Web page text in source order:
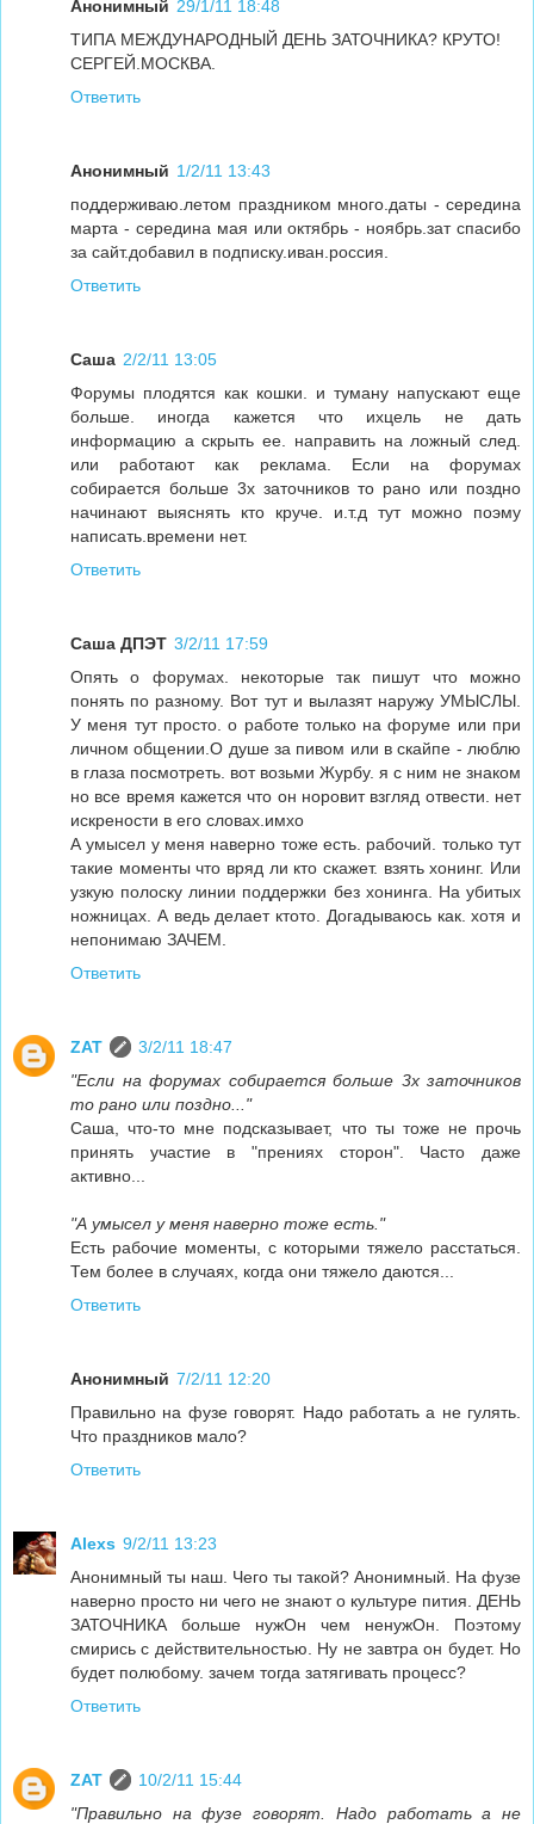
Анонимный 29/1/11 18:48
ТИПА МЕЖДУНАРОДНЫЙ ДЕНЬ ЗАТОЧНИКА? КРУТО!
СЕРГЕЙ.МОСКВА.
Ответить
Анонимный 1/2/11 13:43
поддерживаю.летом праздником много.даты - середина
марта - середина мая или октябрь - ноябрь.зат спасибо
за сайт.добавил в подписку.иван.россия.
Ответить
Саша 2/2/11 13:05
Форумы плодятся как кошки. и туману напускают еще
больше. иногда кажется что ихцель не дать
информацию а скрыть ее. направить на ложный след.
или работают как реклама. Если на форумах
собирается больше 3х заточников то рано или поздно
начинают выяснять кто круче. и.т.д тут можно поэму
написать.времени нет.
Ответить
Саша ДПЭТ 3/2/11 17:59
Опять о форумах. некоторые так пишут что можно
понять по разному. Вот тут и вылазят наружу УМЫСЛЫ.
У меня тут просто. о работе только на форуме или при
личном общении.О душе за пивом или в скайпе - люблю
в глаза посмотреть. вот возьми Журбу. я с ним не знаком
но все время кажется что он норовит взгляд отвести. нет
искрености в его словах.имхо
А умысел у меня наверно тоже есть. рабочий. только тут
такие моменты что вряд ли кто скажет. взять хонинг. Или
узкую полоску линии поддержки без хонинга. На убитых
ножницах. А ведь делает ктото. Догадываюсь как. хотя и
непонимаю ЗАЧЕМ.
Ответить
ZAT
3/2/11 18:47
"Если на форумах собирается больше 3х заточников
то рано или поздно..."
Cаша, что-то мне подсказывает, что ты тоже не прочь
принять участие в "прениях сторон". Часто даже
активно...
"А умысел у меня наверно тоже есть."
Есть рабочие моменты, с которыми тяжело расстаться.
Тем более в случаях, когда они тяжело даются...
Ответить
Анонимный 7/2/11 12:20
Правильно на фузе говорят. Надо работать а не гулять.
Что праздников мало?
Ответить
Alexs 9/2/11 13:23
Анонимный ты наш. Чего ты такой? Анонимный. На фузе
наверно просто ни чего не знают о культуре пития. ДЕНЬ
ЗАТОЧНИКА больше нужОн чем ненужОн. Поэтому
смирись с действительностью. Ну не завтра он будет. Но
будет полюбому. зачем тогда затягивать процесс?
Ответить
ZAT
10/2/11 15:44
"Правильно на фузе говорят. Надо работать а не